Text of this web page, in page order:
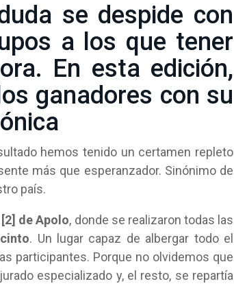
se despide con
a los que tener
En esta edición,
ganadores con su
hemos tenido un certamen repleto
más que esperanzador. Sinónimo de
país.
[2] de Apolo, donde se realizaron todas las
. Un lugar capaz de albergar todo el
participantes. Porque no olvidemos que
especializado y, el resto, se repartía